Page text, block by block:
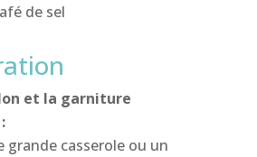
de sel
et la garniture
grande casserole ou un